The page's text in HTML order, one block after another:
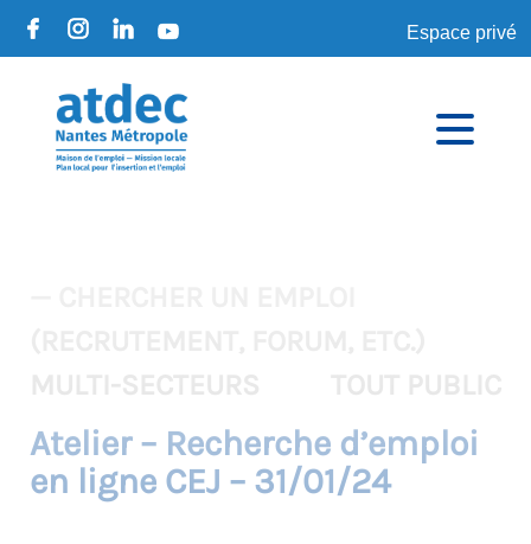
Espace privé
Atelier – Recherche d’emploi
en ligne CEJ – 31/01/24